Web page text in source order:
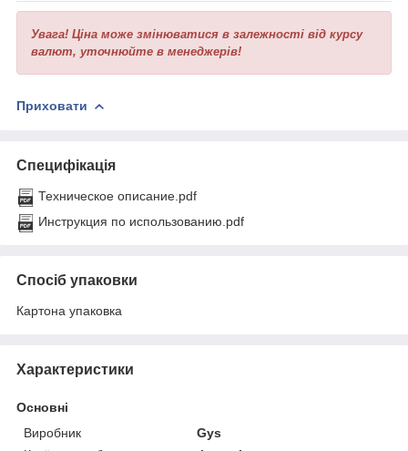
Увага! Ціна може змінюватися в залежності від курсу
валют, уточнюйте в менеджерів!
Приховати
Специфікація
Техническое описание.pdf
Инструкция по использованию.pdf
Спосіб упаковки
Картона упаковка
Характеристики
Основні
Виробник
Gys